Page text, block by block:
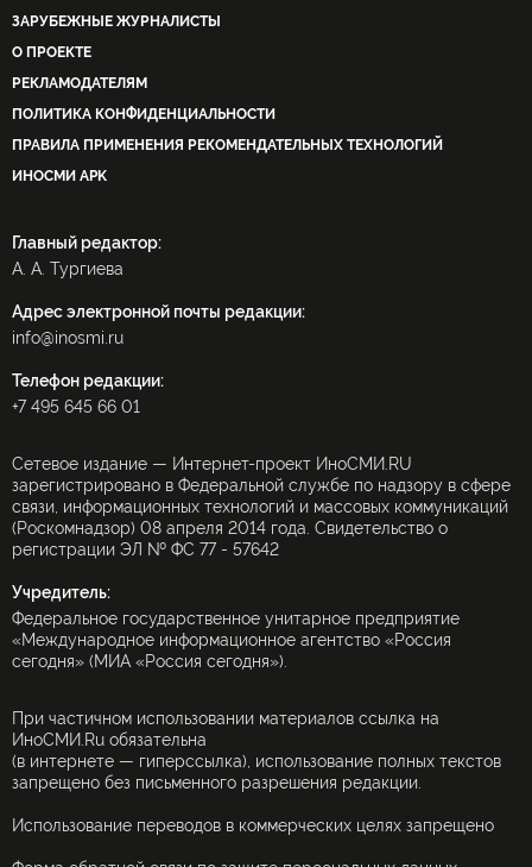
ЗАРУБЕЖНЫЕ ЖУРНАЛИСТЫ
О ПРОЕКТЕ
РЕКЛАМОДАТЕЛЯМ
ПОЛИТИКА КОНФИДЕНЦИАЛЬНОСТИ
ПРАВИЛА ПРИМЕНЕНИЯ РЕКОМЕНДАТЕЛЬНЫХ ТЕХНОЛОГИЙ
ИНОСМИ APK
Главный редактор:
А. А. Тургиева
Адрес электронной почты редакции:
info@inosmi.ru
Телефон редакции:
+7 495 645 66 01
Сетевое издание — Интернет-проект ИноСМИ.RU
зарегистрировано в Федеральной службе по надзору в сфере
связи, информационных технологий и массовых коммуникаций
(Роскомнадзор) 08 апреля 2014 года. Свидетельство о
регистрации ЭЛ № ФС 77 - 57642
Учредитель:
Федеральное государственное унитарное предприятие
«Международное информационное агентство «Россия
сегодня» (МИА «Россия сегодня»).
При частичном использовании материалов ссылка на
ИноСМИ.Ru обязательна
(в интернете — гиперссылка), использование полных текстов
запрещено без письменного разрешения редакции.
Использование переводов в коммерческих целях запрещено